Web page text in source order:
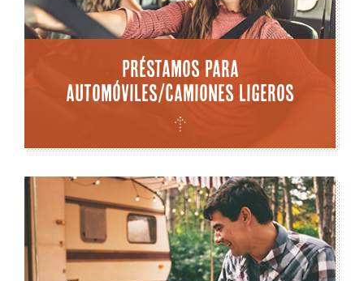
Préstamos para
automóviles/camiones ligeros